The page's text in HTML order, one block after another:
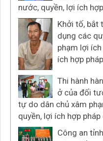
nước, quyền, lợi ích
Khởi tố, bắt
dụng các
phạm lợi
ích hợp
Thi hành
ở của đối
tự do dân chủ xâm
quyền, lợi ích hợp
Công an